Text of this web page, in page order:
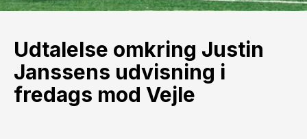
Udtalelse omkring Justin
Janssens udvisning i
fredags mod Vejle